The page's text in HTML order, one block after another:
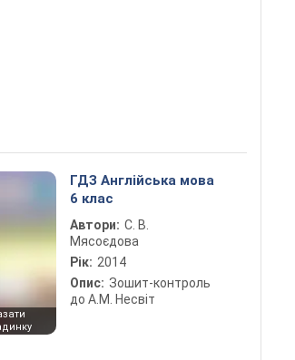
ГДЗ Англійська мова
6 клас
Автори: С. В.
Мясоєдова
Рік: 2014
Опис: Зошит-контроль
до А.М. Несвіт